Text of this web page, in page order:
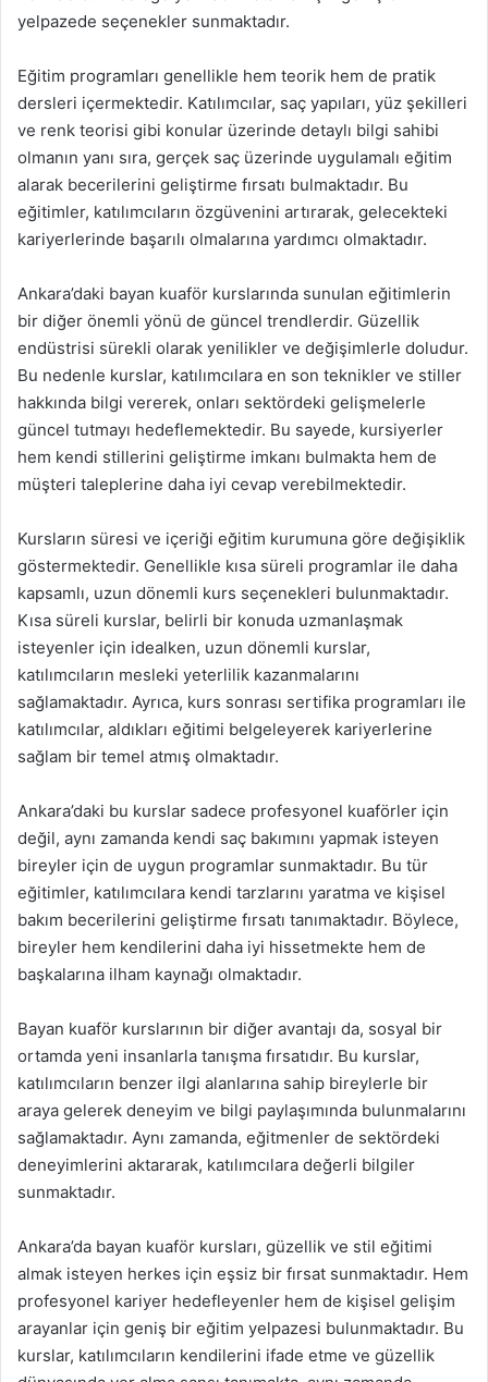
yelpazede seçenekler sunmaktadır.
Eğitim programları genellikle hem teorik hem de pratik
dersleri içermektedir. Katılımcılar, saç yapıları, yüz şekilleri
ve renk teorisi gibi konular üzerinde detaylı bilgi sahibi
olmanın yanı sıra, gerçek saç üzerinde uygulamalı eğitim
alarak becerilerini geliştirme fırsatı bulmaktadır. Bu
eğitimler, katılımcıların özgüvenini artırarak, gelecekteki
kariyerlerinde başarılı olmalarına yardımcı olmaktadır.
Ankara’daki bayan kuaför kurslarında sunulan eğitimlerin
bir diğer önemli yönü de güncel trendlerdir. Güzellik
endüstrisi sürekli olarak yenilikler ve değişimlerle doludur.
Bu nedenle kurslar, katılımcılara en son teknikler ve stiller
hakkında bilgi vererek, onları sektördeki gelişmelerle
güncel tutmayı hedeflemektedir. Bu sayede, kursiyerler
hem kendi stillerini geliştirme imkanı bulmakta hem de
müşteri taleplerine daha iyi cevap verebilmektedir.
Kursların süresi ve içeriği eğitim kurumuna göre değişiklik
göstermektedir. Genellikle kısa süreli programlar ile daha
kapsamlı, uzun dönemli kurs seçenekleri bulunmaktadır.
Kısa süreli kurslar, belirli bir konuda uzmanlaşmak
isteyenler için idealken, uzun dönemli kurslar,
katılımcıların mesleki yeterlilik kazanmalarını
sağlamaktadır. Ayrıca, kurs sonrası sertifika programları ile
katılımcılar, aldıkları eğitimi belgeleyerek kariyerlerine
sağlam bir temel atmış olmaktadır.
Ankara’daki bu kurslar sadece profesyonel kuaförler için
değil, aynı zamanda kendi saç bakımını yapmak isteyen
bireyler için de uygun programlar sunmaktadır. Bu tür
eğitimler, katılımcılara kendi tarzlarını yaratma ve kişisel
bakım becerilerini geliştirme fırsatı tanımaktadır. Böylece,
bireyler hem kendilerini daha iyi hissetmekte hem de
başkalarına ilham kaynağı olmaktadır.
Bayan kuaför kurslarının bir diğer avantajı da, sosyal bir
ortamda yeni insanlarla tanışma fırsatıdır. Bu kurslar,
katılımcıların benzer ilgi alanlarına sahip bireylerle bir
araya gelerek deneyim ve bilgi paylaşımında bulunmalarını
sağlamaktadır. Aynı zamanda, eğitmenler de sektördeki
deneyimlerini aktararak, katılımcılara değerli bilgiler
sunmaktadır.
Ankara’da bayan kuaför kursları, güzellik ve stil eğitimi
almak isteyen herkes için eşsiz bir fırsat sunmaktadır. Hem
profesyonel kariyer hedefleyenler hem de kişisel gelişim
arayanlar için geniş bir eğitim yelpazesi bulunmaktadır. Bu
kurslar, katılımcıların kendilerini ifade etme ve güzellik